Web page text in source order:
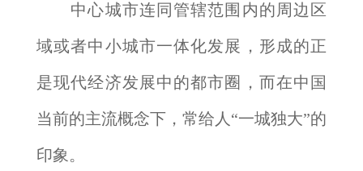
中心城市连同管辖范围内的周边区
域或者中小城市一体化发展，形成的正
是现代经济发展中的都市圈，而在中国
当前的主流概念下，常给人“一城独大”的
印象。